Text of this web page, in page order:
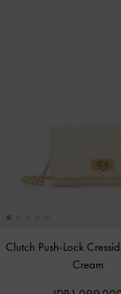
Clutch Push-Lock
Cream